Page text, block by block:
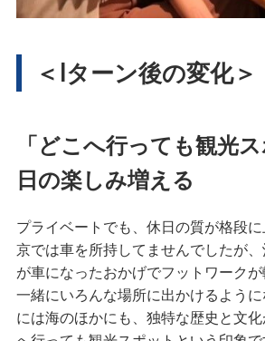
＜Iターン後の変化＞
「どこへ行っても観光
日の楽しみ増える
プライベートでも、休日の質が格段
京では車を所持してませんでしたが
が車になったおかげでフットワーク
一緒にいろんな場所に出かけるよう
には海のほかにも、独特な歴史と文